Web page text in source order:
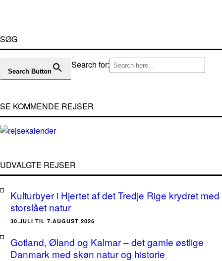
SØG
Search for:
Search Button
SE KOMMENDE REJSER
UDVALGTE REJSER
Kulturbyer i Hjertet af det Tredje Rige krydret med
storslået natur
30.JULI TIL 7.AUGUST 2026
Gotland, Øland og Kalmar – det gamle østlige
Danmark med skøn natur og historie